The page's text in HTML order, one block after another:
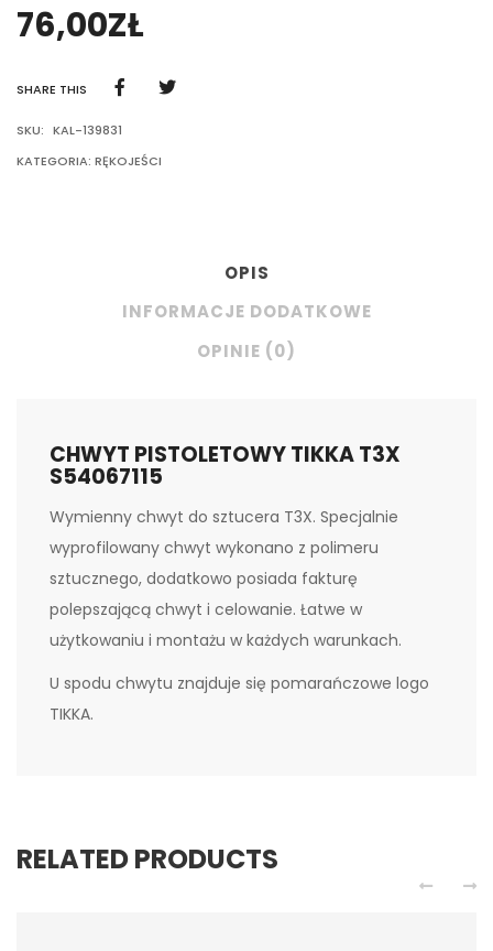
76,00ZŁ
SHARE THIS
SKU: KAL-139831
KATEGORIA: RĘKOJEŚCI
OPIS
INFORMACJE DODATKOWE
OPINIE (0)
CHWYT PISTOLETOWY TIKKA T3X
S54067115
Wymienny chwyt do sztucera T3X. Specjalnie
wyprofilowany chwyt wykonano z polimeru
sztucznego, dodatkowo posiada fakturę
polepszającą chwyt i celowanie. Łatwe w
użytkowaniu i montażu w każdych warunkach.
U spodu chwytu znajduje się pomarańczowe logo
TIKKA.
RELATED PRODUCTS